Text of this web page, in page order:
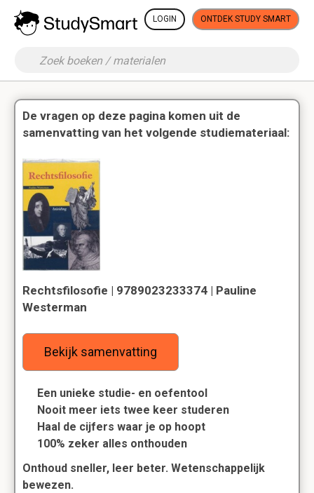
LOGIN ONTDEK STUDY SMART
De vragen op deze pagina komen uit de
samenvatting van het volgende studiemateriaal:
Rechtsfilosofie | 9789023233374 | Pauline
Westerman
Bekijk samenvatting
Een unieke studie- en oefentool
Nooit meer iets twee keer studeren
Haal de cijfers waar je op hoopt
100% zeker alles onthouden
Onthoud sneller, leer beter. Wetenschappelijk
bewezen.